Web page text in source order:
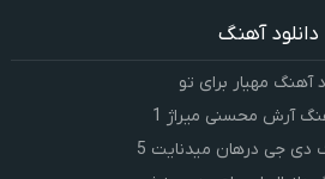
دانلود آهنگ
آهنگ مهیار برای تو
آرش محسنی میراژ 1
دی جی درهان میدنایت 5